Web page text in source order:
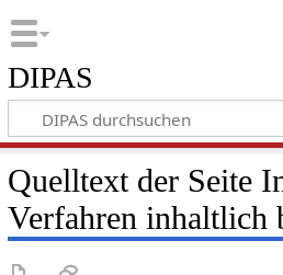
DIPAS
Quelltext der Seite
Verfahren inhaltlich